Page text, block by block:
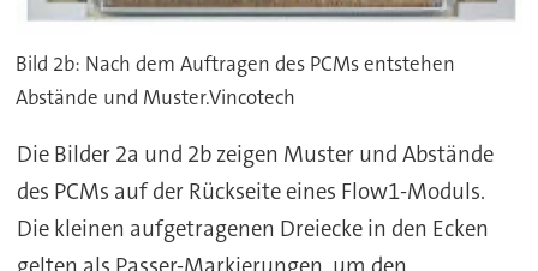
Bild 2b: Nach dem Auftragen des PCMs entstehen
Abstände und Muster.Vincotech
Die Bilder 2a und 2b zeigen Muster und Abstände
des PCMs auf der Rückseite eines Flow1-Moduls.
Die kleinen aufgetragenen Dreiecke in den Ecken